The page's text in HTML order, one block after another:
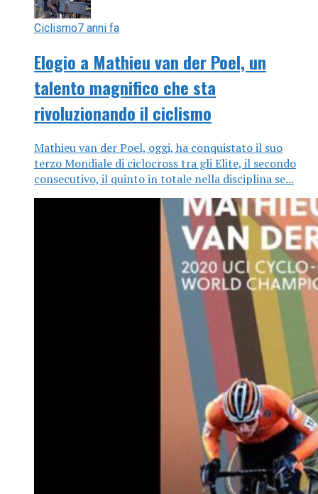
Ciclismo7 anni fa
Elogio a Mathieu van der Poel, un
talento magnifico che sta
rivoluzionando il ciclismo
Mathieu van der Poel, oggi, ha conquistato il suo
terzo Mondiale di ciclocross tra gli Elite, il secondo
consecutivo, il quinto in totale nella disciplina se...